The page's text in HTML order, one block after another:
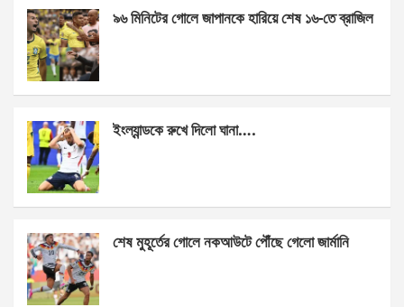
৯৬ মিনিটের গোলে জাপানকে হারিয়ে শেষ ১৬-তে ব্রাজিল
ইংল্যান্ডকে রুখে দিলো ঘানা….
শেষ মুহূর্তের গোলে নকআউটে পৌঁছে গেলো জার্মানি